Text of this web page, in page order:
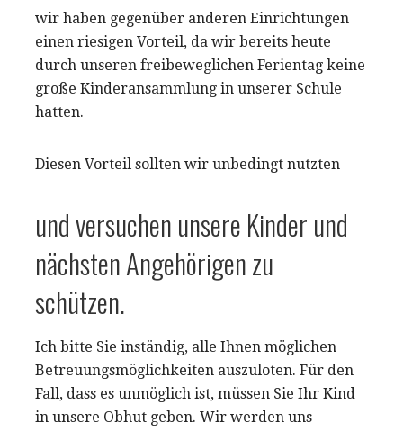
wir haben gegenüber anderen Einrichtungen
einen riesigen Vorteil, da wir bereits heute
durch unseren freibeweglichen Ferientag keine
große Kinderansammlung in unserer Schule
hatten.
Diesen Vorteil sollten wir unbedingt nutzten
und versuchen unsere Kinder und
nächsten Angehörigen zu
schützen.
Ich bitte Sie inständig, alle Ihnen möglichen
Betreuungsmöglichkeiten auszuloten. Für den
Fall, dass es unmöglich ist, müssen Sie Ihr Kind
in unsere Obhut geben. Wir werden uns